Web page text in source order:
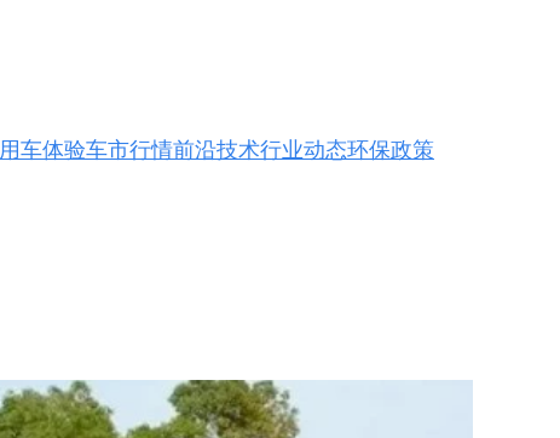
用车体验车市行情前沿技术行业动态环保政策